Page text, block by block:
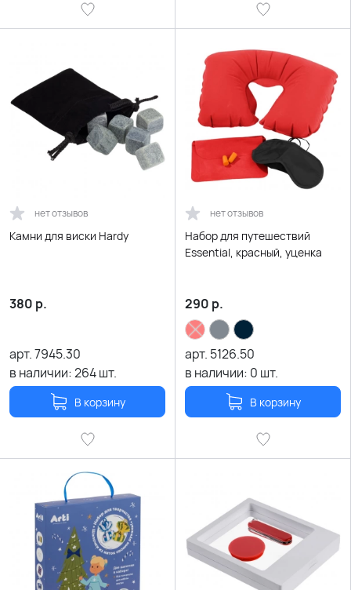
нет отзывов
Камни для виски Hardy
380 р.
арт.7945.30
в наличии:264шт.
В корзину
нет отзывов
Набор для путешествий
Essential, красный, уценка
290 р.
арт. 5126.50
в наличии: 0 шт.
В корзину